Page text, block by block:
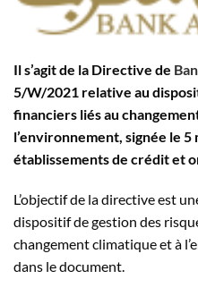
Il s’agit de la Directive de
5/W/2021 relative au
financiers liés au
l’environnement, signée le
établissements de crédit et
L’objectif de la directive est
dispositif de gestion des
changement climatique et à
dans le document.